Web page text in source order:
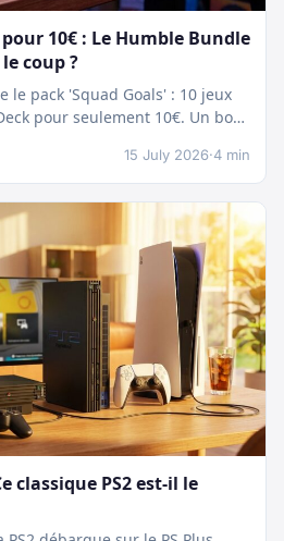
10€ : Le Humble Bundle
coup ?
le pack 'Squad Goals' : 10 jeux
pour seulement 10€. Un bon
15 July 2026·4 min
classique PS2 est-il le